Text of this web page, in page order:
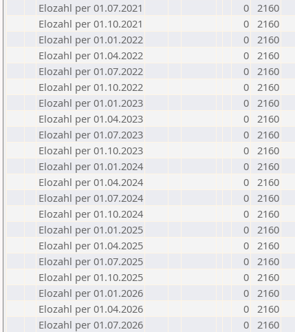
Elozahl per 01.07.2021
0 2160
Elozahl per 01.10.2021
0 2160
Elozahl per 01.01.2022
0 2160
Elozahl per 01.04.2022
0 2160
Elozahl per 01.07.2022
0 2160
Elozahl per 01.10.2022
0 2160
Elozahl per 01.01.2023
0 2160
Elozahl per 01.04.2023
0 2160
Elozahl per 01.07.2023
0 2160
Elozahl per 01.10.2023
0 2160
Elozahl per 01.01.2024
0 2160
Elozahl per 01.04.2024
0 2160
Elozahl per 01.07.2024
0 2160
Elozahl per 01.10.2024
0 2160
Elozahl per 01.01.2025
0 2160
Elozahl per 01.04.2025
0 2160
Elozahl per 01.07.2025
0 2160
Elozahl per 01.10.2025
0 2160
Elozahl per 01.01.2026
0 2160
Elozahl per 01.04.2026
0 2160
Elozahl per 01.07.2026
0 2160